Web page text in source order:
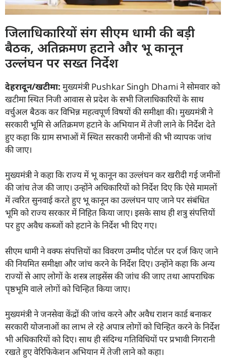
जिलाधिकारियों संग सीएम धामी की बड़ी
बैठक, अतिक्रमण हटाने और भू कानून
उल्लंघन पर सख्त निर्देश
देहरादून/खटीमा: मुख्यमंत्री Pushkar Singh Dhami ने सोमवार को
खटीमा स्थित निजी आवास से प्रदेश के सभी जिलाधिकारियों के साथ
वर्चुअल बैठक कर विभिन्न महत्वपूर्ण विषयों की समीक्षा की। मुख्यमंत्री ने
सरकारी भूमि से अतिक्रमण हटाने के अभियान में तेजी लाने के निर्देश देते
हुए कहा कि ग्राम सभाओं में स्थित सरकारी जमीनों की भी व्यापक जांच
की जाए।
मुख्यमंत्री ने कहा कि राज्य में भू कानून का उल्लंघन कर खरीदी गई जमीनों
की जांच तेज की जाए। उन्होंने अधिकारियों को निर्देश दिए कि ऐसे मामलों
में त्वरित सुनवाई करते हुए भू कानून का उल्लंघन पाए जाने पर संबंधित
भूमि को राज्य सरकार में निहित किया जाए। इसके साथ ही शत्रु संपत्तियों
पर हुए अवैध कब्जों को हटाने के निर्देश भी दिए गए।
सीएम धामी ने वक्फ संपत्तियों का विवरण उम्मीद पोर्टल पर दर्ज किए जाने
की नियमित समीक्षा और जांच करने के निर्देश दिए। उन्होंने कहा कि अन्य
राज्यों से आए लोगों के शस्त्र लाइसेंस की जांच की जाए तथा आपराधिक
पृष्ठभूमि वाले लोगों को चिन्हित किया जाए।
मुख्यमंत्री ने जनसेवा केंद्रों की जांच करने और अवैध राशन कार्ड बनाकर
सरकारी योजनाओं का लाभ ले रहे अपात्र लोगों को चिन्हित करने के निर्देश
भी अधिकारियों को दिए। साथ ही संदिग्ध गतिविधियों पर प्रभावी निगरानी
रखते हुए वेरिफिकेशन अभियान में तेजी लाने को कहा।